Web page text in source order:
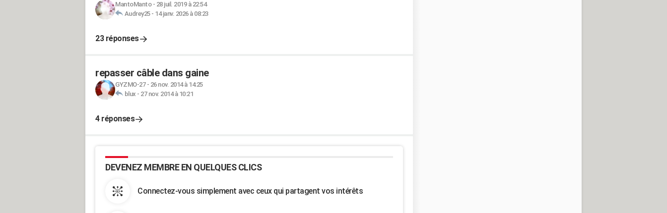
MantoManto- 28 juil. 2019 à 22:54
Audrey25- 14 janv. 2026 à 08:23
23 réponses
repasser câble dans gaine
GYZMO-27- 26 nov. 2014 à 14:25
blux - 27 nov. 2014 à 10:21
4 réponses
DEVENEZ MEMBRE EN QUELQUES CLICS
Connectez-vous simplement avec ceux qui partagent vos intérêts